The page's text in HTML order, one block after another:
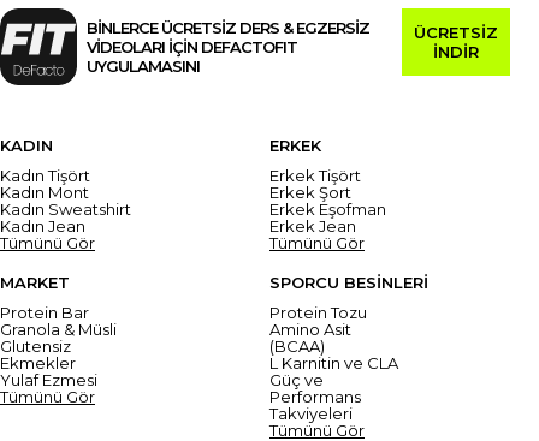
BİNLERCE ÜCRETSİZ DERS & EGZERSİZ
VİDEOLARI İÇİN DEFACTOFIT
UYGULAMASINI
ÜCRETSİZ
İNDİR
KADIN
Kadın Tişört
Kadın Mont
Kadın Sweatshirt
Kadın Jean
Tümünü Gör
ERKEK
Erkek Tişört
Erkek Şort
Erkek Eşofman
Erkek Jean
Tümünü Gör
MARKET
Protein Bar
Granola & Müsli
Glutensiz
Ekmekler
Yulaf Ezmesi
Tümünü Gör
SPORCU BESİNLERİ
Protein Tozu
Amino Asit
(BCAA)
L Karnitin ve CLA
Güç ve
Performans
Takviyeleri
Tümünü Gör